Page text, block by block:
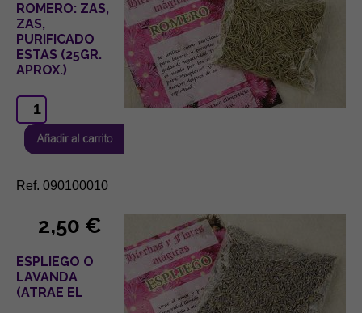
ROMERO: ZAS,
ZAS,
PURIFICADO
ESTAS (25GR.
APROX.)
Ref. 090100010
2,50 €
ESPLIEGO O
LAVANDA
(ATRAE EL